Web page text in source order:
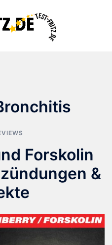
Forskolin
&